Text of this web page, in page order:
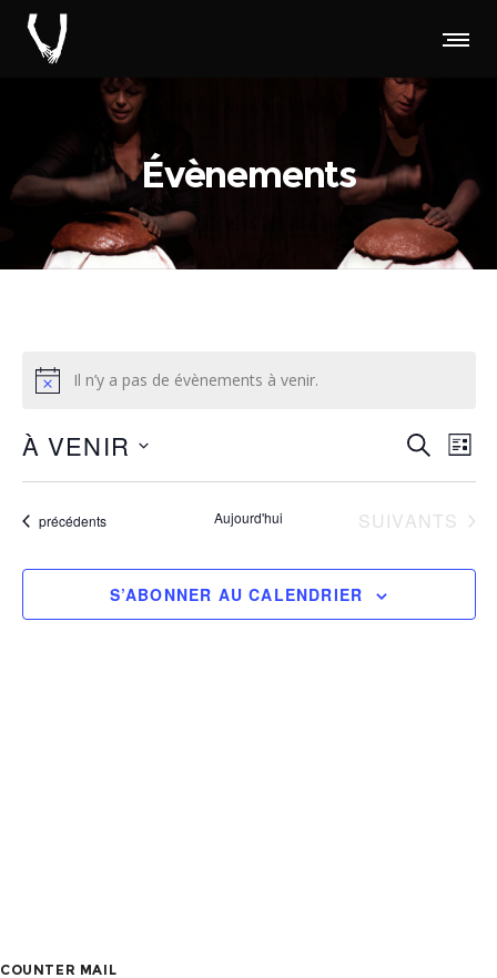
Évènements
Il n’y a pas de évènements à venir.
et
de
de
À VENIR
Sélectionnez
Évènements
précédents Aujourd'hui ÉVÈNEMENTS
SUIVANTS
S’ABONNER AU CALENDRIER
COUNTER MAIL